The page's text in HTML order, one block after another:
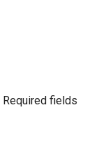
Required fields